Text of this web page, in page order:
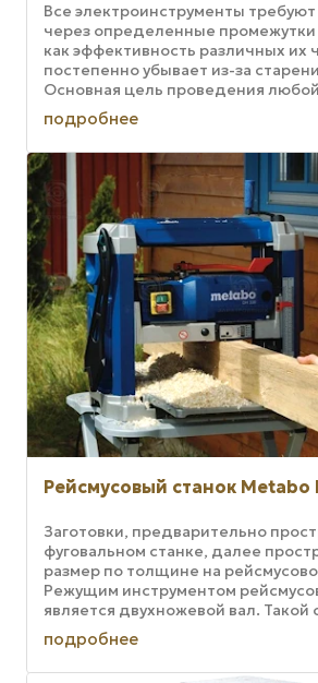
Все электроинструменты
через определенные промежутки
как эффективность различных их
постепенно убывает из-за
Основная цель проведения
обслуживания состоит не только в
подробнее
Рейсмусовый станок Metabo
Заготовки, предварительно
фуговальном станке, далее
размер по толщине на
Режущим инструментом
является двухножевой вал. Такой
считается инструментом,
подробнее